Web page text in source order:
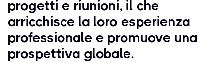
progetti e riunioni, il che
arricchisce la loro esperienza
professionale e promuove una
prospettiva globale.